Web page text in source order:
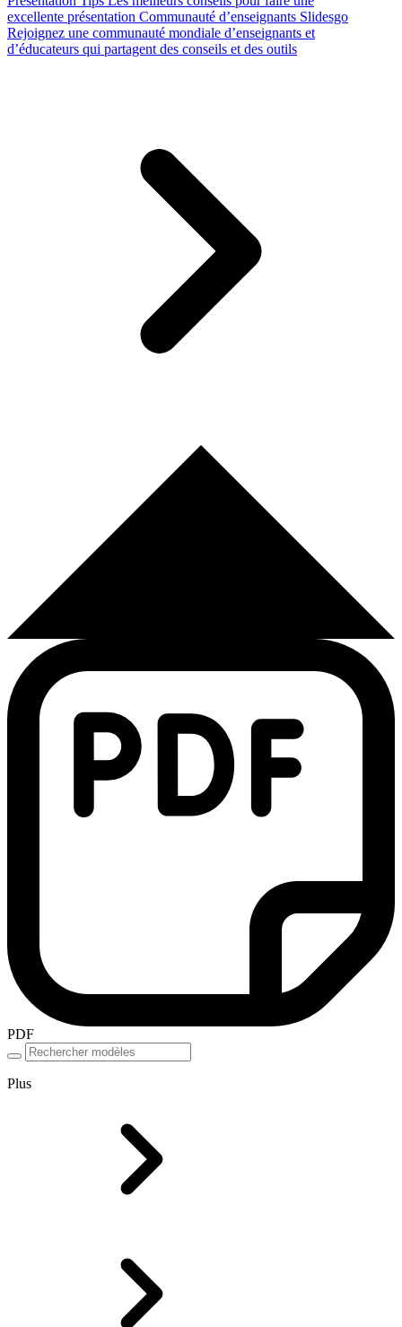
excellente présentation Communauté d’enseignants Slidesgo
Rejoignez une communauté mondiale d’enseignants et
d’éducateurs qui partagent des conseils et des outils
PDF
Plus